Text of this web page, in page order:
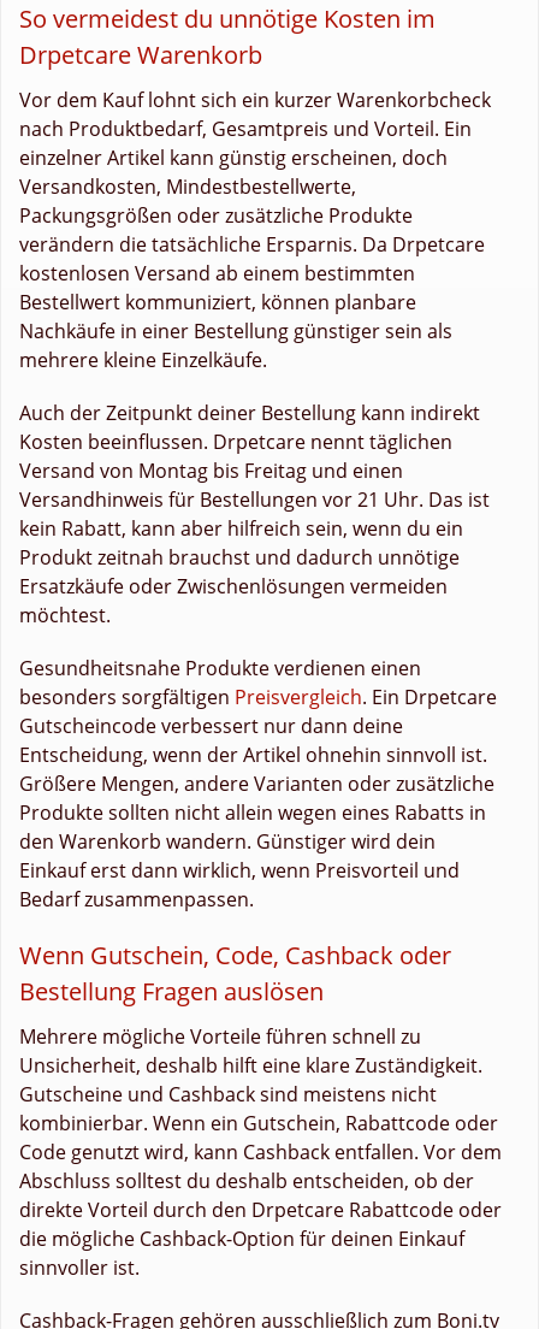
So vermeidest du unnötige Kosten im
Drpetcare Warenkorb
Vor dem Kauf lohnt sich ein kurzer Warenkorbcheck
nach Produktbedarf, Gesamtpreis und Vorteil. Ein
einzelner Artikel kann günstig erscheinen, doch
Versandkosten, Mindestbestellwerte,
Packungsgrößen oder zusätzliche Produkte
verändern die tatsächliche Ersparnis. Da Drpetcare
kostenlosen Versand ab einem bestimmten
Bestellwert kommuniziert, können planbare
Nachkäufe in einer Bestellung günstiger sein als
mehrere kleine Einzelkäufe.
Auch der Zeitpunkt deiner Bestellung kann indirekt
Kosten beeinflussen. Drpetcare nennt täglichen
Versand von Montag bis Freitag und einen
Versandhinweis für Bestellungen vor 21 Uhr. Das ist
kein Rabatt, kann aber hilfreich sein, wenn du ein
Produkt zeitnah brauchst und dadurch unnötige
Ersatzkäufe oder Zwischenlösungen vermeiden
möchtest.
Gesundheitsnahe Produkte verdienen einen
besonders sorgfältigen Preisvergleich. Ein Drpetcare
Gutscheincode verbessert nur dann deine
Entscheidung, wenn der Artikel ohnehin sinnvoll ist.
Größere Mengen, andere Varianten oder zusätzliche
Produkte sollten nicht allein wegen eines Rabatts in
den Warenkorb wandern. Günstiger wird dein
Einkauf erst dann wirklich, wenn Preisvorteil und
Bedarf zusammenpassen.
Wenn Gutschein, Code, Cashback oder
Bestellung Fragen auslösen
Mehrere mögliche Vorteile führen schnell zu
Unsicherheit, deshalb hilft eine klare Zuständigkeit.
Gutscheine und Cashback sind meistens nicht
kombinierbar. Wenn ein Gutschein, Rabattcode oder
Code genutzt wird, kann Cashback entfallen. Vor dem
Abschluss solltest du deshalb entscheiden, ob der
direkte Vorteil durch den Drpetcare Rabattcode oder
die mögliche Cashback-Option für deinen Einkauf
sinnvoller ist.
Cashback-Fragen gehören ausschließlich zum Boni.tv